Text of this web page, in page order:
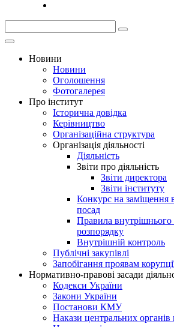
Новини
Новини
Оголошення
Фотогалерея
Про інститут
Історична довідка
Керівництво
Організаційна структура
Організація діяльності
Діяльність
Звіти про діяльність
Звіти директора
Звіти інституту
Конкурс на заміщення
посад
Правила внутрішнього
розпорядку
Внутрішній контроль
Публічні закупівлі
Запобігання проявам
Нормативно-правові засади
Кодекси України
Закони України
Постанови КМУ
Накази центральних органів